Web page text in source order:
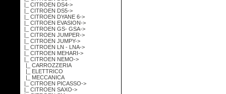
|_ CITROEN DS4->
|_ CITROEN DS5->
|_ CITROEN DYANE 6->
|_ CITROEN EVASION->
|_ CITROEN GS- GSA->
|_ CITROEN JUMPER->
|_ CITROEN JUMPY->
|_ CITROEN LN - LNA->
|_ CITROEN MEHARI->
|_ CITROEN NEMO->
|_ CARROZZERIA
|_ ELETTRICO
|_ MECCANICA
|_ CITROEN PICASSO->
|_ CITROEN SAXO->